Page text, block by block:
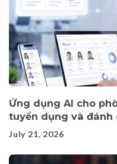
Ứng dụng AI cho
tuyển dụng và đánh
July 21, 2026